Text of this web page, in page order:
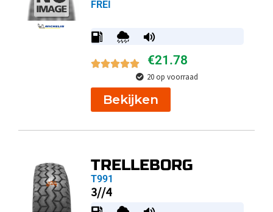
FREI
€21.78
20 op voorraad
Bekijken
TRELLEBORG
T991
3//4